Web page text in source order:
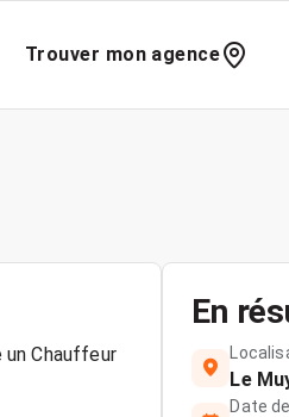
Trouver mon agence
un Chauffeur
En
Le
Date